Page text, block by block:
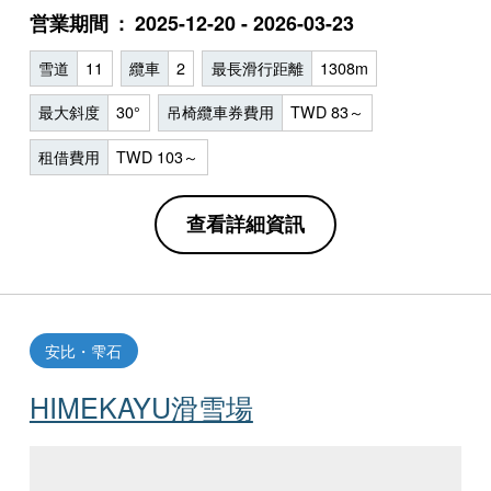
営業期間 2025-12-20 - 2026-03-23
雪道 11 纜車 2 最長滑行距離 1308m
最大斜度 30° 吊椅纜車券費用 TWD 83～
租借費用 TWD 103～
查看詳細資訊
HIMEKAYU滑雪場
安比・雫石